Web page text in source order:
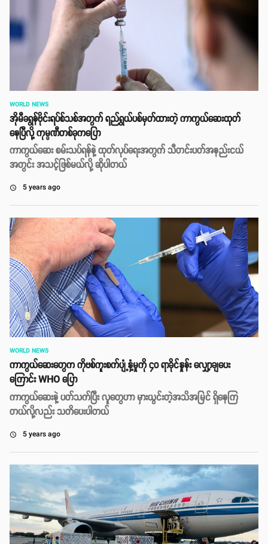
WORLD NEWS
အိုမီခရွန်ဗိုင်းရပ်စ်သစ်အတွက် ရည်ရွယ်ပစ်မှတ်ထားတဲ့ ကာကွယ်ဆေးထုတ်
နေပြီလို့ ကုမ္ပဏီတစ်ခုကပြော
ကာကွယ်ဆေး စမ်းသပ်ရန်နဲ့ ထုတ်လုပ်ရေးအတွက် သီတင်းပတ်အနည်းငယ်
အတွင်း အသင့်ဖြစ်မယ်လို့ ဆိုပါတယ်
access_time 5 years ago
WORLD NEWS
ကာကွယ်ဆေးတွေက ကိုဗစ်ကူးစက်ပျံ့နှံ့မှုကို ၄၀ ရာခိုင်နှုန်း လျှော့ချပေး
ကြောင်း WHO ပြော
ကာကွယ်ဆေးနဲ့ ပတ်သက်ပြီး လူတွေဟာ မှားယွင်းတဲ့အသိအမြင် ရှိနေကြ
တယ်လို့လည်း သတိပေးပါတယ်
access_time 5 years ago